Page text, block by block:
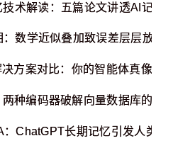
技术解读：五篇论文讲透AI记性
数学近似叠加致误差层层放大
方案对比：你的智能体真像痴
种编码器破解向量数据库的真
：ChatGPT长期记忆引发人类精